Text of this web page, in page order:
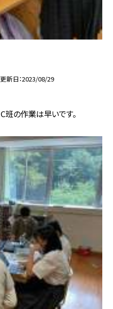
更新日 2023/08/29
班の作業は早いです。